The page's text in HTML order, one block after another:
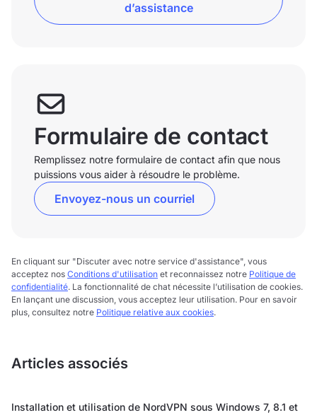
d’assistance
Formulaire de contact
Remplissez notre formulaire de contact afin que nous
puissions vous aider à résoudre le problème.
Envoyez-nous un courriel
En cliquant sur "Discuter avec notre service d'assistance", vous
acceptez nos Conditions d'utilisation et reconnaissez notre Politique de
confidentialité. La fonctionnalité de chat nécessite l’utilisation de cookies.
En lançant une discussion, vous acceptez leur utilisation. Pour en savoir
plus, consultez notre Politique relative aux cookies.
Articles associés
Installation et utilisation de NordVPN sous Windows 7, 8.1 et